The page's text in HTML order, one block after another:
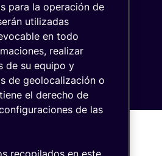
para la operación de
utilizadas
en todo
realizar
de su equipo y
de geolocalización o
el derecho de
de las
recopilados en este